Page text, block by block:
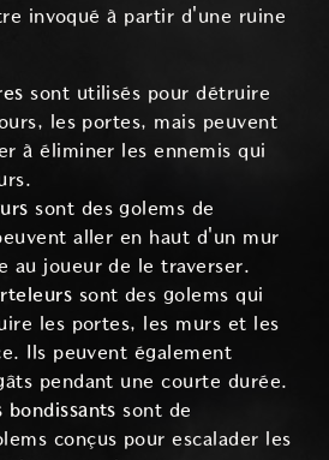
invoqué à partir d'une ruine
sont utilisés pour détruire
les portes, mais peuvent
à éliminer les ennemis qui
sont des golems de
aller en haut d'un mur
au joueur de le traverser.
sont des golems qui
les portes, les murs et les
Ils peuvent également
pendant une courte durée.
bondissantssont de
conçus pour escalader les